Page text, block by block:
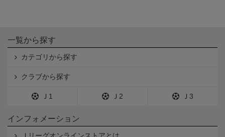
一覧から探す
カテゴリから探す
クラブから探す
Ｊ1 Ｊ2 Ｊ3
インフォメーション